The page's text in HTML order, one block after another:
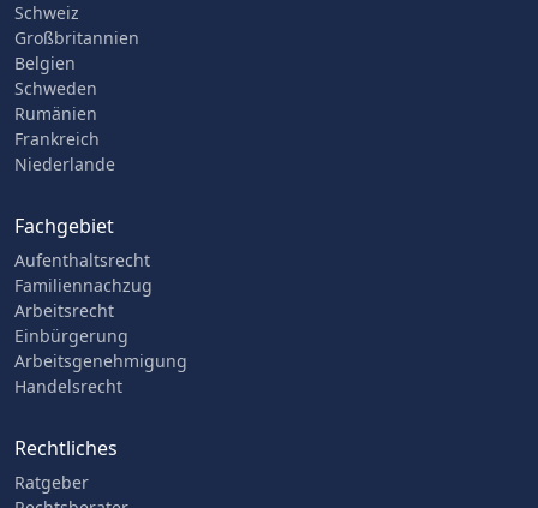
Schweiz
Großbritannien
Belgien
Schweden
Rumänien
Frankreich
Niederlande
Fachgebiet
Aufenthaltsrecht
Familiennachzug
Arbeitsrecht
Einbürgerung
Arbeitsgenehmigung
Handelsrecht
Rechtliches
Ratgeber